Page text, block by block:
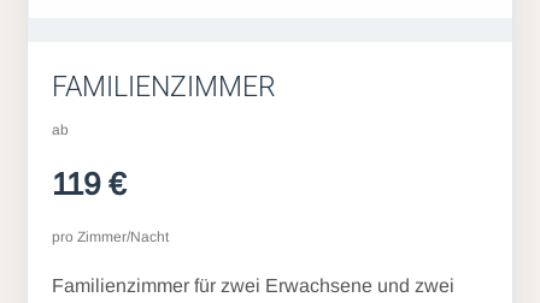
FAMILIENZIMMER
ab
119 €
pro Zimmer/Nacht
Familienzimmer für zwei Erwachsene und zwei